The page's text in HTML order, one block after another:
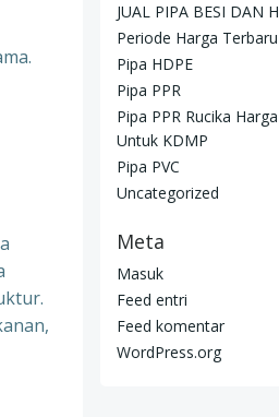
JUAL PIPA BESI DAN
Periode Harga
Pipa HDPE
Pipa PPR
Pipa PPR Rucika
Untuk KDMP
Pipa PVC
Uncategorized
Meta
Masuk
Feed entri
Feed komentar
WordPress.org